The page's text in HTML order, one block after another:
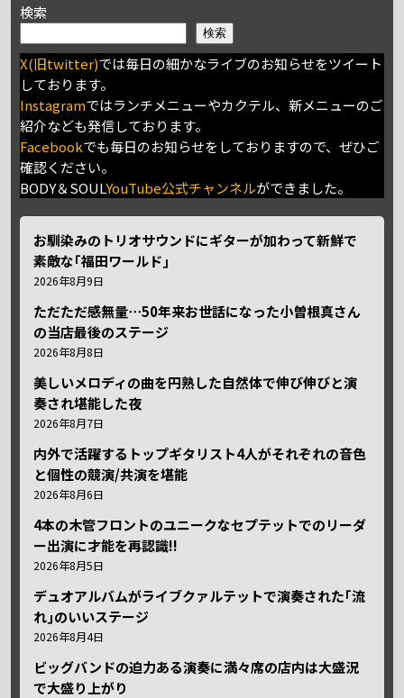
検索
検索
X(旧twitter)では毎日の細かなライブのお知らせをツイート
しております。
Instagramではランチメニューやカクテル、新メニューのご
紹介なども発信しております。
Facebookでも毎日のお知らせをしておりますので、ぜひご
確認ください。
BODY＆SOULYouTube公式チャンネルができました。
お馴染みのトリオサウンドにギターが加わって新鮮で
素敵な｢福田ワールド｣
2026年8月9日
ただただ感無量⋯50年来お世話になった小曽根真さん
の当店最後のステージ
2026年8月8日
美しいメロディの曲を円熟した自然体で伸び伸びと演
奏され堪能した夜
2026年8月7日
内外で活躍するトップギタリスト4人がそれぞれの音色
と個性の競演/共演を堪能
2026年8月6日
4本の木管フロントのユニークなセプテットでのリーダ
ー出演に才能を再認識!!
2026年8月5日
デュオアルバムがライブクァルテットで演奏された｢流
れ｣のいいステージ
2026年8月4日
ビッグバンドの迫力ある演奏に満々席の店内は大盛況
で大盛り上がり